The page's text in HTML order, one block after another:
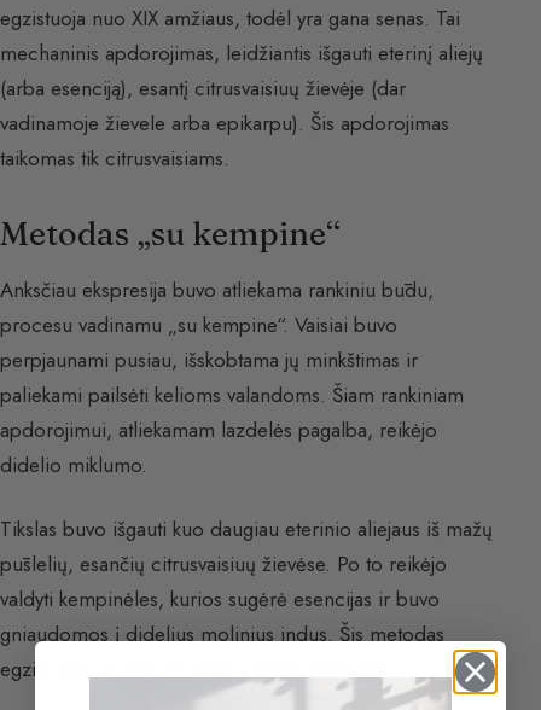
egzistuoja nuo XIX amžiaus, todėl yra gana senas. Tai
mechaninis apdorojimas, leidžiantis išgauti eterinį aliejų
(arba esenciją), esantį citrusvaisiuų žievėje (dar
vadinamoje žievele arba epikarpu). Šis apdorojimas
taikomas tik citrusvaisiams.
Metodas „su kempine“
Anksčiau ekspresija buvo atliekama rankiniu būdu,
procesu vadinamu „su kempine“. Vaisiai buvo
perpjaunami pusiau, išskobtama jų minkštimas ir
paliekami pailsėti kelioms valandoms. Šiam rankiniam
apdorojimui, atliekamam lazdelės pagalba, reikėjo
didelio miklumo.
Tikslas buvo išgauti kuo daugiau eterinio aliejaus iš mažų
pūslelių, esančių citrusvaisiuų žievėse. Po to reikėjo
valdyti kempinėles, kurios sugėrė esencijas ir buvo
gniaudomos į didelius molinius indus. Šis metodas
egzistuoja ir šiandien, tačiau išlieka labai retas.